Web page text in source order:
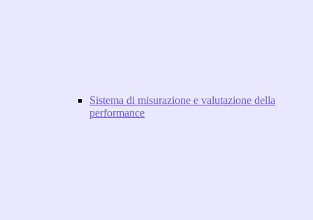
Sistema di misurazione e valutazione della
performance